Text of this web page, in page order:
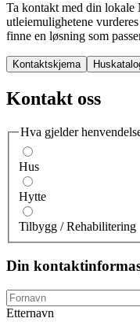
Ta kontakt med din lokale
utleiemulighetene
finne en løsning som
Kontaktskjema
Kontakt oss
Hva gjelder
Hus
Hytte
Tilbygg / Rehabilitering
Din
Etternavn